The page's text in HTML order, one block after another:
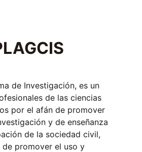
de Investigación, es un
de las ciencias
por el afán de promover
y de enseñanza
de la sociedad civil,
de promover el uso y